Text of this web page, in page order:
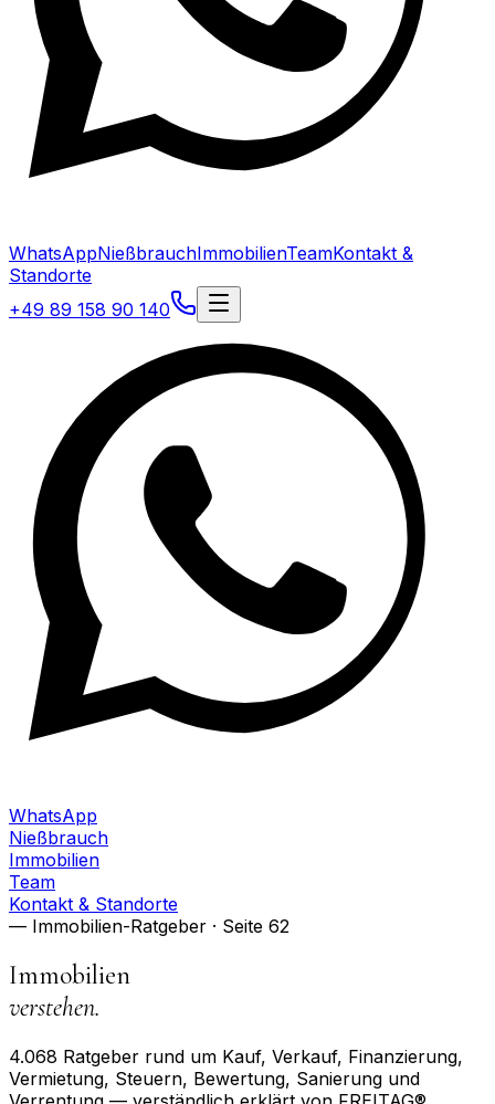
WhatsAppNießbrauchImmobilienTeamKontakt &
Standorte
+49 89 158 90 140
WhatsApp
Nießbrauch
Immobilien
Team
Kontakt & Standorte
— Immobilien-Ratgeber · Seite 62
Immobilien
verstehen.
4.068 Ratgeber rund um Kauf, Verkauf, Finanzierung,
Vermietung, Steuern, Bewertung, Sanierung und